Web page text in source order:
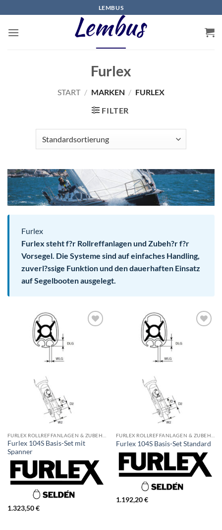
Inhalt
springen
LEMBUS
Furlex
START / MARKEN / FURLEX
FILTER
Furlex
Furlex steht f?r Rollreffanlagen und Zubeh?r f?r
Vorsegel. Die Systeme sind auf einfaches Handling,
zuverl?ssige Funktion und den dauerhaften Einsatz
auf Segelbooten ausgelegt.
Furlex 104S Basis-Set mit
Spanner
1.323,50€
Furlex 104S Basis-Set Standard
1.192,20€